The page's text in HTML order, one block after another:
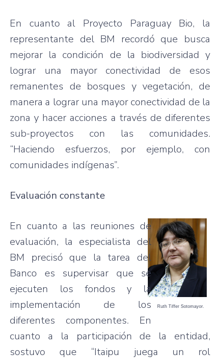
En cuanto al Proyecto Paraguay Bio, la
representante del BM recordó que busca
mejorar la condición de la biodiversidad y
lograr una mayor conectividad de esos
remanentes de bosques y vegetación, de
manera a lograr una mayor conectividad de la
zona y hacer acciones a través de diferentes
sub-proyectos con las comunidades.
“Haciendo esfuerzos, por ejemplo, con
comunidades indígenas”.
Evaluación constante
Ruth Tiffer Sotomayor.
En cuanto a las reuniones de
evaluación, la especialista del
BM precisó que la tarea del
Banco es supervisar que se
ejecuten los fondos y la
implementación de los
diferentes componentes. En
cuanto a la participación de la entidad,
sostuvo que “Itaipu juega un rol